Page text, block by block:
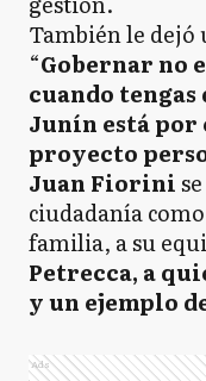
También le
“Gobernar no
cuando tengas
Junín está
proyecto
Juan Fiorini
ciudadanía
familia, a su
Petrecca, a
y un ejemplo
Ads